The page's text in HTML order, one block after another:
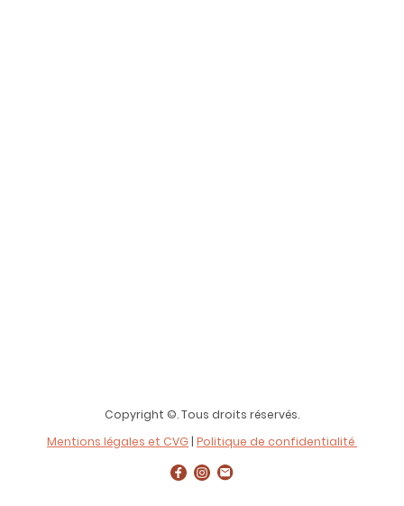
Copyright ©. Tous droits réservés.
Mentions légales et CVG | Politique de confidentialité